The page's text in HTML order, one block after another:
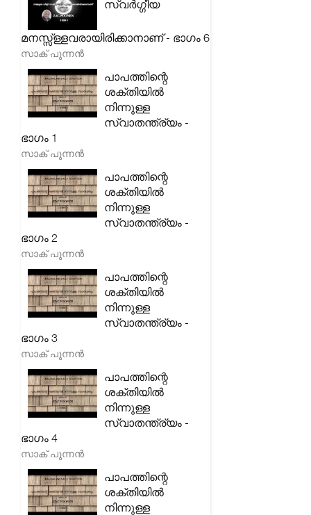
സ്വർഗ്ഗീയ
മനസ്സ്ള്ളവരായിരിക്കാനാണ് - ഭാഗം 6
സാക് പുന്നൻ
പാപത്തിന്റെ
ശക്തിയിൽ
നിന്നുള്ള
സ്വാതന്ത്ര്യം -
ഭാഗം 1
സാക് പുന്നൻ
പാപത്തിന്റെ
ശക്തിയിൽ
നിന്നുള്ള
സ്വാതന്ത്ര്യം -
ഭാഗം 2
സാക് പുന്നൻ
പാപത്തിന്റെ
ശക്തിയിൽ
നിന്നുള്ള
സ്വാതന്ത്ര്യം -
ഭാഗം 3
സാക് പുന്നൻ
പാപത്തിന്റെ
ശക്തിയിൽ
നിന്നുള്ള
സ്വാതന്ത്ര്യം -
ഭാഗം 4
സാക് പുന്നൻ
പാപത്തിന്റെ
ശക്തിയിൽ
നിന്നുള്ള